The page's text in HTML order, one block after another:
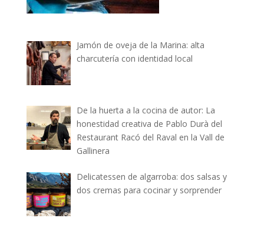
Jamón de oveja de la Marina: alta
charcutería con identidad local
De la huerta a la cocina de autor: La
honestidad creativa de Pablo Durà del
Restaurant Racó del Raval en la Vall de
Gallinera
Delicatessen de algarroba: dos salsas y
dos cremas para cocinar y sorprender